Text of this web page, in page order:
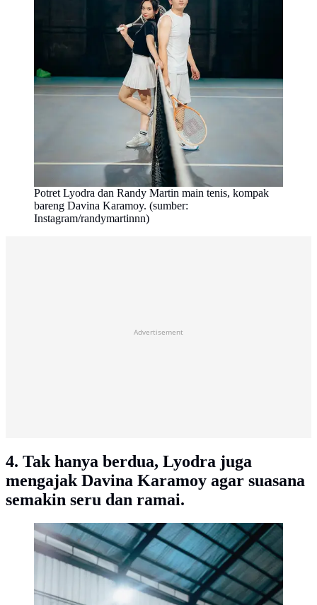
Potret Lyodra dan Randy Martin main tenis, kompak
bareng Davina Karamoy. (sumber:
Instagram/randymartinnn)
Advertisement
4. Tak hanya berdua, Lyodra juga
mengajak Davina Karamoy agar suasana
semakin seru dan ramai.